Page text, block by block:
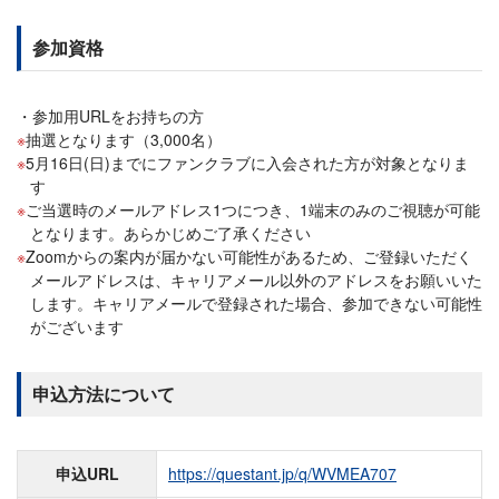
参加資格
参加用URLをお持ちの方
抽選となります（3,000名）
5月16日(日)までにファンクラブに入会された方が対象となりま
す
ご当選時のメールアドレス1つにつき、1端末のみのご視聴が可能
となります。あらかじめご了承ください
Zoomからの案内が届かない可能性があるため、ご登録いただく
メールアドレスは、キャリアメール以外のアドレスをお願いいた
します。キャリアメールで登録された場合、参加できない可能性
がございます
申込方法について
申込URL https://questant.jp/q/WVMEA707